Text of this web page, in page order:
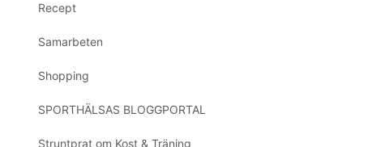
Recept
Samarbeten
Shopping
SPORTHÄLSAS BLOGGPORTAL
Struntprat om Kost & Träning